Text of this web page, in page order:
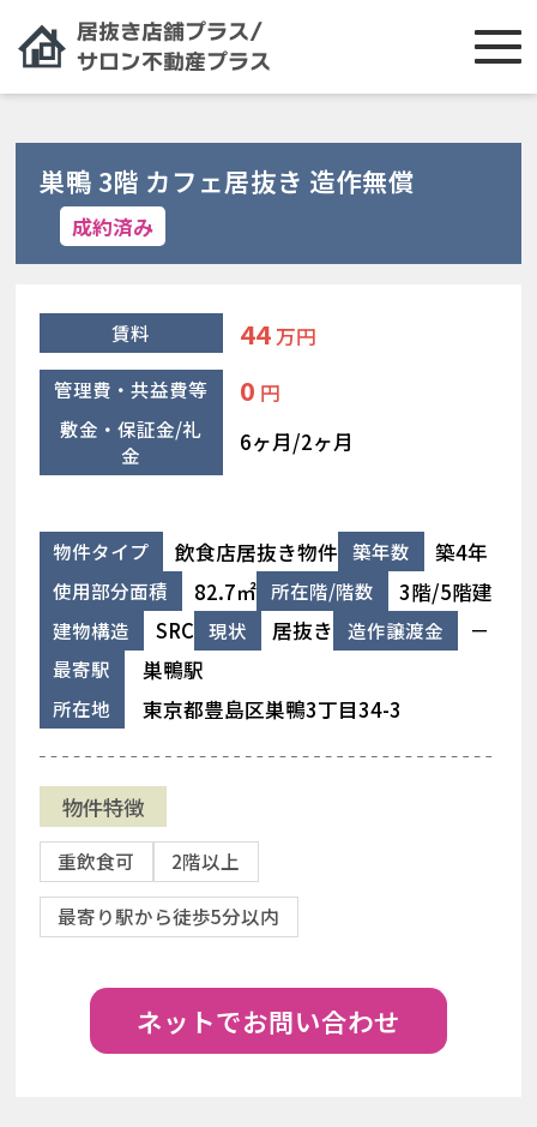
巣鴨 3階 カフェ居抜き 造作無償
成約済み
賃料 44万円
管理費・共益費等 0 円
敷金・保証金/礼
金
6ヶ月/2ヶ月
物件タイプ 飲食店居抜き物件 築年数 築4年
使用部分面積 82.7㎡ 所在階/階数 3階/5階建
建物構造 SRC 現状 居抜き 造作譲渡金 －
最寄駅 巣鴨駅
所在地 東京都豊島区巣鴨3丁目34-3
物件特徴
重飲食可 2階以上
最寄り駅から徒歩5分以内
ネットでお問い合わせ